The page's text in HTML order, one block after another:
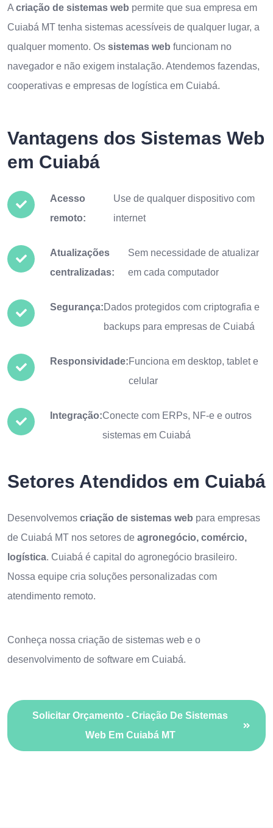
A criação de sistemas web permite que sua empresa em
Cuiabá MT tenha sistemas acessíveis de qualquer lugar, a
qualquer momento. Os sistemas web funcionam no
navegador e não exigem instalação. Atendemos fazendas,
cooperativas e empresas de logística em Cuiabá.
Vantagens dos Sistemas Web
em Cuiabá
Acesso
remoto:
Use de qualquer dispositivo com
internet
Atualizações
centralizadas:
Sem necessidade de atualizar
em cada computador
Segurança:Dados protegidos com criptografia e
backups para empresas de Cuiabá
Responsividade:Funciona em desktop, tablet e
celular
Integração:Conecte com ERPs, NF-e e outros
sistemas em Cuiabá
Setores Atendidos em Cuiabá
Desenvolvemos criação de sistemas web para empresas
de Cuiabá MT nos setores de agronegócio, comércio,
logística. Cuiabá é capital do agronegócio brasileiro.
Nossa equipe cria soluções personalizadas com
atendimento remoto.
Conheça nossa criação de sistemas web e o
desenvolvimento de software em Cuiabá.
Solicitar Orçamento - Criação De Sistemas
Web Em Cuiabá MT